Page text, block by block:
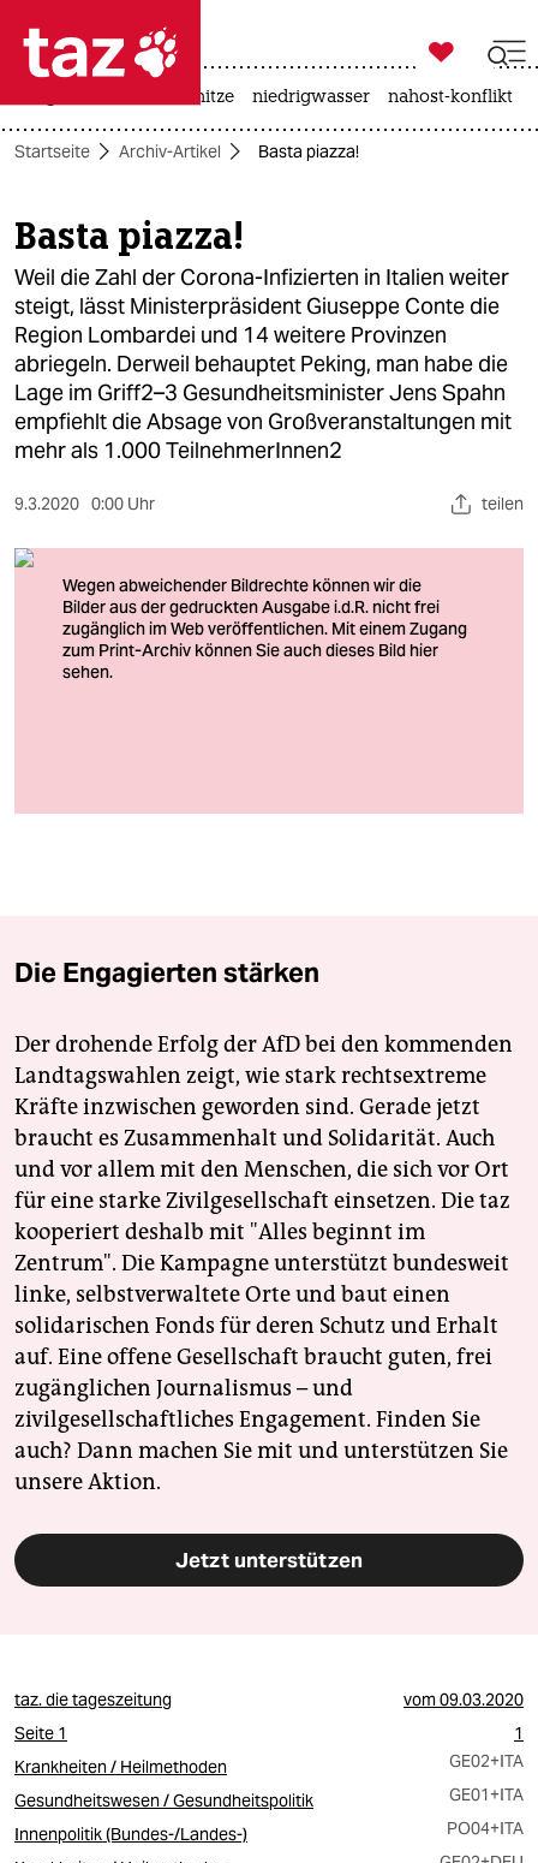
 taz zahl ich
taz zahl ich
themen
politik
öko
gesellschaft
kultur
sport
berlin
nord
wahrheit
abo
genossenschaft
epaper login

taz zahl ich
hitze niedrigwasser nahost-konflikt
Startseite Archiv-Artikel Basta piazza!
Basta piazza!
Weil die Zahl der Corona-Infizierten in Italien weiter
steigt, lässt Ministerpräsident Giuseppe Conte die
Region Lombardei und 14 weitere Provinzen
abriegeln. Derweil behauptet Peking, man habe die
Lage im Griff2–3 Gesundheitsminister Jens Spahn
empfiehlt die Absage von Großveranstaltungen mit
mehr als 1.000 TeilnehmerInnen2
9.3.2020 0:00 Uhr teilen
Die Engagierten stärken
Der drohende Erfolg der AfD bei den kommenden
Landtagswahlen zeigt, wie stark rechtsextreme
Kräfte inzwischen geworden sind. Gerade jetzt
braucht es Zusammenhalt und Solidarität. Auch
und vor allem mit den Menschen, die sich vor Ort
für eine starke Zivilgesellschaft einsetzen. Die taz
kooperiert deshalb mit "Alles beginnt im
Zentrum". Die Kampagne unterstützt bundesweit
linke, selbstverwaltete Orte und baut einen
solidarischen Fonds für deren Schutz und Erhalt
auf. Eine offene Gesellschaft braucht guten, frei
zugänglichen Journalismus – und
zivilgesellschaftliches Engagement. Finden Sie
auch? Dann machen Sie mit und unterstützen Sie
unsere Aktion.
Jetzt unterstützen
taz. die tageszeitung vom09.03.2020
Seite 1
1
Krankheiten / Heilmethoden
GE02+ITA
Gesundheitswesen / Gesundheitspolitik
GE01+ITA
Innenpolitik (Bundes-/Landes-)
PO04+ITA